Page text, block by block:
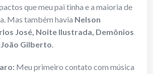
que meu pai tinha e a maioria de
Mas também havia Nelson
José, Noite Ilustrada, Demônios
João Gilberto.
Meu primeiro contato com música